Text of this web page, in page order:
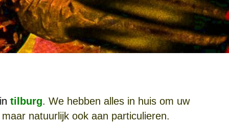
in tilburg. We hebben alles in huis om uw
natuurlijk ook aan particulieren.